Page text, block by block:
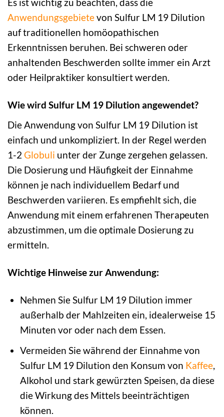
Anwendungsgebietevon Sulfur LM 19 Dilution
auf traditionellen homöopathischen
Erkenntnissen beruhen. Bei schweren oder
anhaltenden Beschwerden sollte immer ein Arzt
oder Heilpraktiker konsultiert werden.
Wie wird Sulfur LM 19 Dilution angewendet?
Die Anwendung von Sulfur LM 19 Dilution ist
einfach und unkompliziert. In der Regel werden
1-2 Globuli unter der Zunge zergehen gelassen.
Die Dosierung und Häufigkeit der Einnahme
können je nach individuellem Bedarf und
Beschwerden variieren. Es empfiehlt sich, die
Anwendung mit einem erfahrenen Therapeuten
abzustimmen, um die optimale Dosierung zu
ermitteln.
Wichtige Hinweise zur Anwendung:
Nehmen Sie Sulfur LM 19 Dilution immer
außerhalb der Mahlzeiten ein, idealerweise 15
Minuten vor oder nach dem Essen.
Vermeiden Sie während der Einnahme von
Sulfur LM 19 Dilution den Konsum von Kaffee,
Alkohol und stark gewürzten Speisen, da diese
die Wirkung des Mittels beeinträchtigen
können.